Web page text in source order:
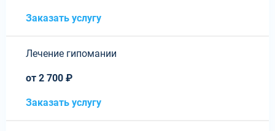
Заказать услугу
Лечение гипомании
от 2 700 ₽
Заказать услугу